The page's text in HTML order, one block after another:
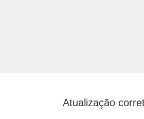
Atualização